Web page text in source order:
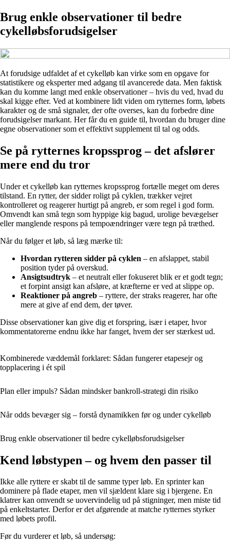
Brug enkle observationer til bedre
cykelløbsforudsigelser
At forudsige udfaldet af et cykelløb kan virke som en opgave for
statistikere og eksperter med adgang til avancerede data. Men faktisk
kan du komme langt med enkle observationer – hvis du ved, hvad du
skal kigge efter. Ved at kombinere lidt viden om rytternes form, løbets
karakter og de små signaler, der ofte overses, kan du forbedre dine
forudsigelser markant. Her får du en guide til, hvordan du bruger dine
egne observationer som et effektivt supplement til tal og odds.
Se på rytternes kropssprog – det afslører
mere end du tror
Under et cykelløb kan rytternes kropssprog fortælle meget om deres
tilstand. En rytter, der sidder roligt på cyklen, trækker vejret
kontrolleret og reagerer hurtigt på angreb, er som regel i god form.
Omvendt kan små tegn som hyppige kig bagud, urolige bevægelser
eller manglende respons på tempoændringer være tegn på træthed.
Når du følger et løb, så læg mærke til:
Hvordan rytteren sidder på cyklen – en afslappet, stabil
position tyder på overskud.
Ansigtsudtryk – et neutralt eller fokuseret blik er et godt tegn;
et forpint ansigt kan afsløre, at kræfterne er ved at slippe op.
Reaktioner på angreb – ryttere, der straks reagerer, har ofte
mere at give af end dem, der tøver.
Disse observationer kan give dig et forspring, især i etaper, hvor
kommentatorerne endnu ikke har fanget, hvem der ser stærkest ud.
Kombinerede væddemål forklaret: Sådan fungerer etapesejr og
topplacering i ét spil
Plan eller impuls? Sådan mindsker bankroll-strategi din risiko
Når odds bevæger sig – forstå dynamikken før og under cykelløb
Brug enkle observationer til bedre cykelløbsforudsigelser
Kend løbstypen – og hvem den passer til
Ikke alle ryttere er skabt til de samme typer løb. En sprinter kan
dominere på flade etaper, men vil sjældent klare sig i bjergene. En
klatrer kan omvendt se uovervindelig ud på stigninger, men miste tid
på enkeltstarter. Derfor er det afgørende at matche rytternes styrker
med løbets profil.
Før du vurderer et løb, så undersøg: